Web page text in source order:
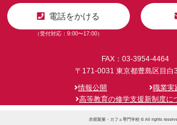
電話をかける
（受付対応：9:00〜17:00）
FAX：03-3954-4464
〒171-0031 東京都豊島区目白
情報公開
職業実
高等教育の修学支援新制度に
赤堀製菓・カフェ専門学校 © All rights